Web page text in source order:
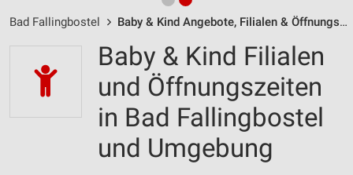
Bad Fallingbostel Baby & Kind Angebote, Filialen & Öffnungszeiten
Baby & Kind Filialen
und Öffnungszeiten
in Bad Fallingbostel
und Umgebung